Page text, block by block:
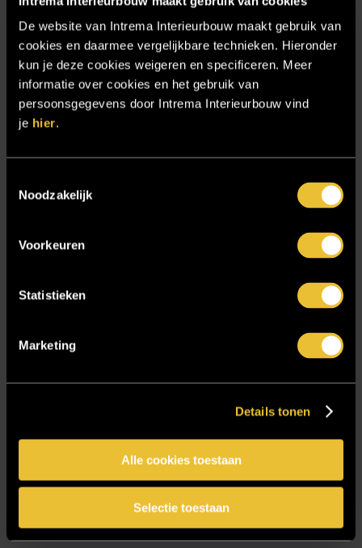
De website van Intrema Interieurbouw maakt gebruik van
cookies en daarmee vergelijkbare technieken. Hieronder
kun je deze cookies weigeren en specificeren. Meer
informatie over cookies en het gebruik van
persoonsgegevens door Intrema Interieurbouw vind
je hier.
Noodzakelijk
Voorkeuren
Statistieken
Marketing
Details tonen
Alle cookies toestaan
Selectie toestaan
Trebbe MiddenWest
TV lift
Twentsch Hooratelier
Vacature Allround monteur interieurbouwer
Zakelijk